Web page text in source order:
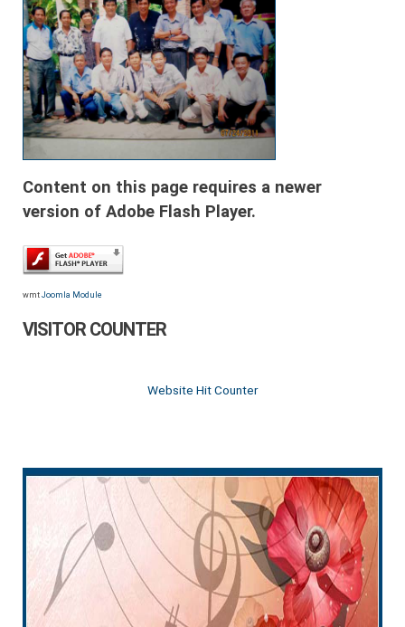
Content on this page requires a newer
version of Adobe Flash Player.
wmt Joomla Module
VISITOR COUNTER
Website Hit Counter